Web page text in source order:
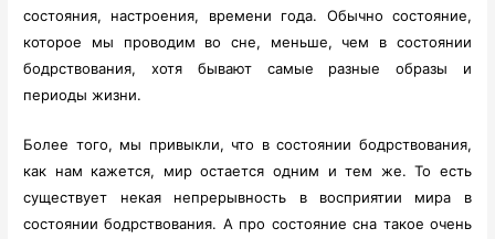
состояния, настроения, времени года. Обычно состояние,
которое мы проводим во сне, меньше, чем в состоянии
бодрствования, хотя бывают самые разные образы и
периоды жизни.
Более того, мы привыкли, что в состоянии бодрствования,
как нам кажется, мир остается одним и тем же. То есть
существует некая непрерывность в восприятии мира в
состоянии бодрствования. А про состояние сна такое очень